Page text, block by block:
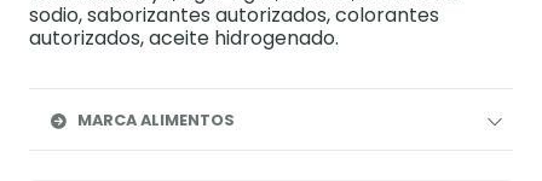
sodio, saborizantes autorizados, colorantes
autorizados, aceite hidrogenado.
MARCA ALIMENTOS